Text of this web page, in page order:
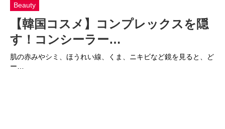
Beauty
【韓国コスメ】コンプレックスを隠
す！コンシーラー…
肌の赤みやシミ、ほうれい線、くま、ニキビなど鏡を見ると、ど
ー…